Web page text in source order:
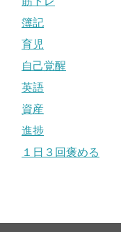
簿記
育児
自己覚醒
英語
資産
進捗
１日３回褒める